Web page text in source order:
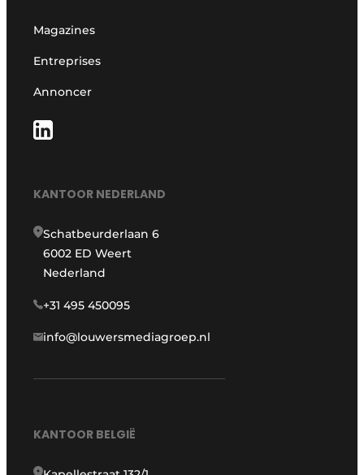
Magazines
Entreprises
Annoncer
KANTOOR NEDERLAND
Schatbeurderlaan 6
6002 ED Weert
Nederland
+31 495 450095
info@louwersmediagroep.nl
KANTOOR BELGIË